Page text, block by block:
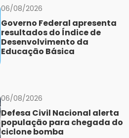
06/08/2026
Governo Federal apresenta
resultados do Índice de
Desenvolvimento da
Educação Básica
06/08/2026
Defesa Civil Nacional alerta
população para chegada do
ciclone bomba